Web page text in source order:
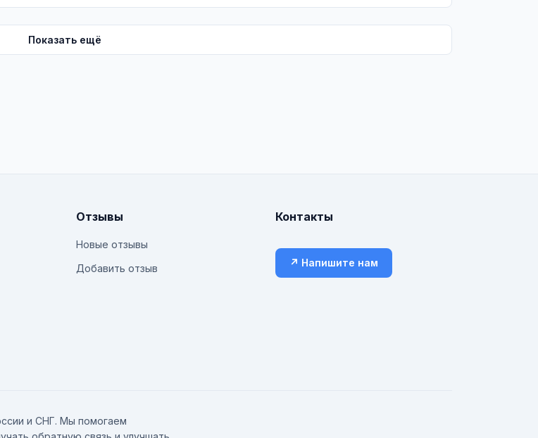
Показать ещё
Отзывы
Новые отзывы
Добавить отзыв
Контакты
↗ Напишите нам
и СНГ. Мы помогаем